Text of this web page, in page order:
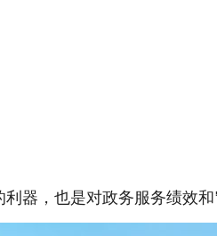
器，也是对政务服务绩效